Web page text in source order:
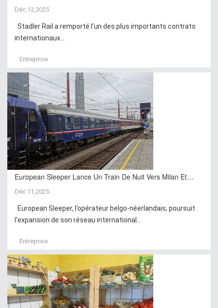
Déc 12,2025
Stadler Rail a remporté l’un des plus importants contrats
internationaux...
Entreprise
European Sleeper Lance Un Train De Nuit Vers Milan Et…
Déc 11,2025
European Sleeper, l’opérateur belgo-néerlandais, poursuit
l’expansion de son réseau international...
Entreprise